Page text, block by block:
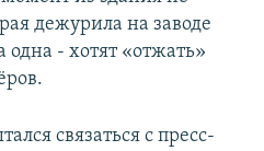
дежурила на заводе
‑ хотят «отжать»
связаться с пресс-